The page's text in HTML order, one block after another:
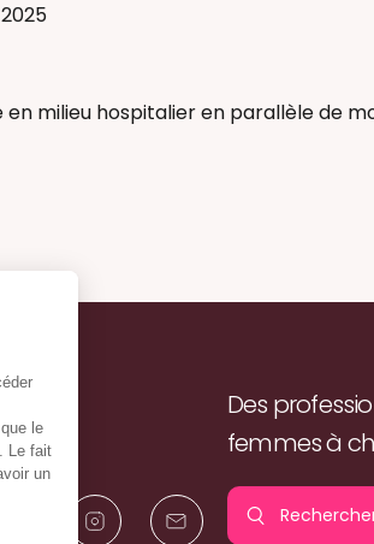
en milieu hospitalier en parallèle de
Des
femmes à